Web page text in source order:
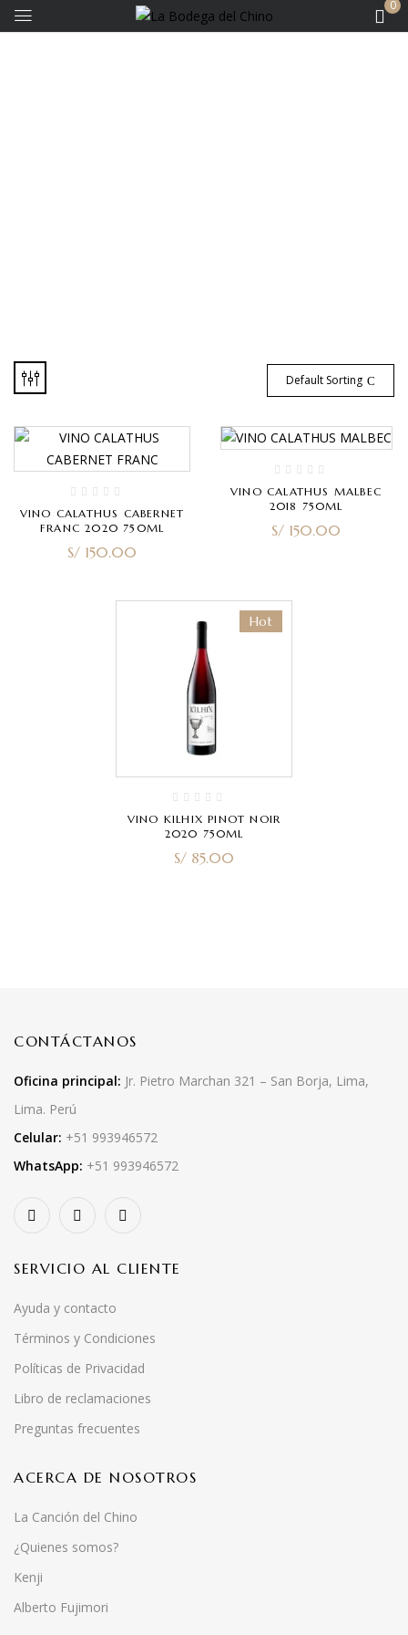
0
Default Sorting
VINO CALATHUS CABERNET
FRANC 2020 750ML
S/ 150.00
VINO CALATHUS MALBEC
2018 750ML
S/ 150.00
Hot
VINO KILHIX PINOT NOIR
2020 750ML
S/ 85.00
CONTÁCTANOS
Oficina principal: Jr. Pietro Marchan 321 – San Borja, Lima,
Lima. Perú
Celular: +51 993946572
WhatsApp: +51 993946572
SERVICIO AL CLIENTE
Ayuda y contacto
Términos y Condiciones
Políticas de Privacidad
Libro de reclamaciones
Preguntas frecuentes
ACERCA DE NOSOTROS
La Canción del Chino
¿Quienes somos?
Kenji
Alberto Fujimori